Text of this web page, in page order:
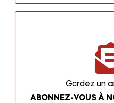
Gardez un
ABONNEZ-VOUS À